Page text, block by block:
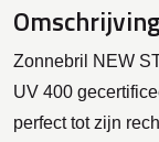
Omschrijving
Zonnebril NEW
UV 400
perfect tot zijn